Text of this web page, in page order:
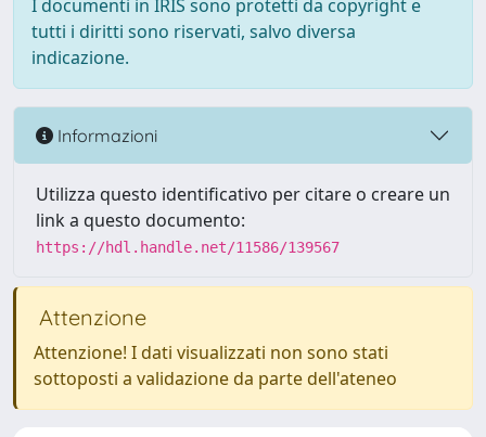
I documenti in IRIS sono protetti da copyright e
tutti i diritti sono riservati, salvo diversa
indicazione.
Informazioni
Utilizza questo identificativo per citare o creare un
link a questo documento:
https://hdl.handle.net/11586/139567
Attenzione
Attenzione! I dati visualizzati non sono stati
sottoposti a validazione da parte dell'ateneo